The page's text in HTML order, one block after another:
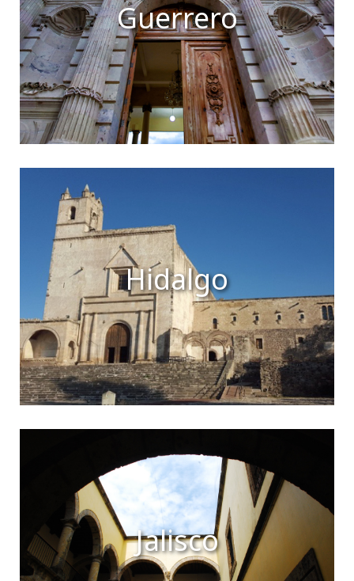
Guerrero
Hidalgo
Jalisco